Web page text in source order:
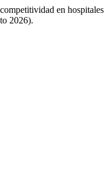
en hospitales
2026).